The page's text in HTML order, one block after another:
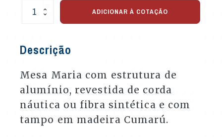
Mesa
Náutica
de
Madeira
quantidade
ADICIONAR À COTAÇÃO
Descrição
Mesa Maria com estrutura de
alumínio, revestida de corda
náutica ou fibra sintética e com
tampo em madeira Cumarú.